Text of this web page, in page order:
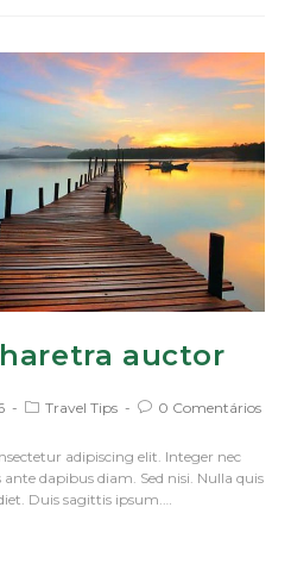
auctor
Travel Tips 0 Comentários
adipiscing elit. Integer nec
ante dapibus diam. Sed nisi. Nulla quis
Duis sagittis ipsum.…